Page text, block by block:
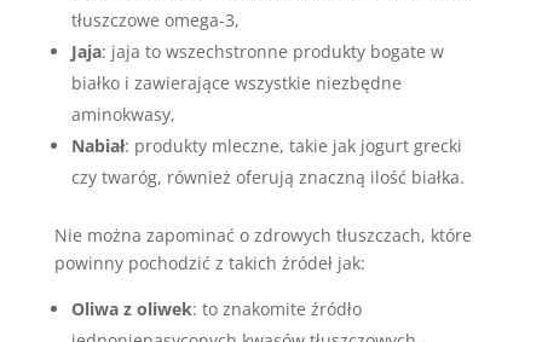
tłuszczowe omega-3,
Jaja: jaja to wszechstronne produkty bogate w
białko i zawierające wszystkie niezbędne
aminokwasy,
Nabiał: produkty mleczne, takie jak jogurt grecki
czy twaróg, również oferują znaczną ilość białka.
Nie można zapominać o zdrowych tłuszczach, które
powinny pochodzić z takich źródeł jak:
Oliwa z oliwek: to znakomite źródło